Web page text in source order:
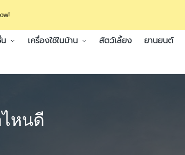
เครื่องใช้ในบ้าน สัตว์เลี้ยง ยานยนต์
หนดี